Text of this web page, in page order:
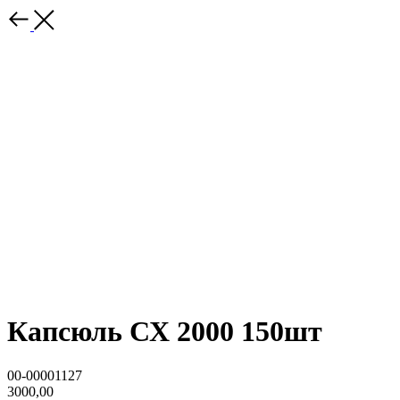
Капсюль СХ 2000 150шт
00-00001127
3000,00